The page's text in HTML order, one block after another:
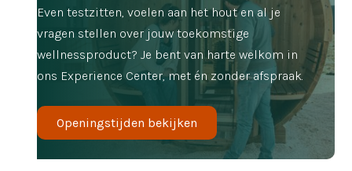
Even testzitten, voelen aan het hout en al je
vragen stellen over jouw toekomstige
wellnessproduct? Je bent van harte welkom in
ons Experience Center, met én zonder afspraak.
Openingstijden bekijken